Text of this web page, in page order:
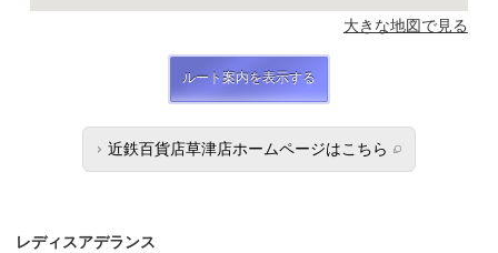
大きな地図で見る
ルート案内を表示する
近鉄百貨店草津店ホームページはこちら
レディスアデランス